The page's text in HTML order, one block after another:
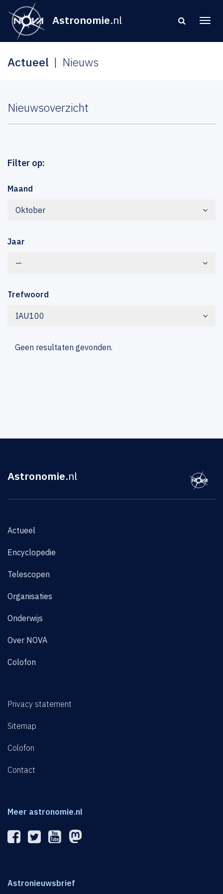
Astronomie.nl
Actueel Nieuws
Nieuwsoverzicht
Filter op:
Maand
Oktober
Jaar
—
Trefwoord
IAU100
Geen resultaten gevonden.
Astronomie.nl
Actueel
Encyclopedie
Telescopen
Organisaties
Onderwijs
Over NOVA
Colofon
Privacy statement
Sitemap
Colofon
Contact
Meer astronomie.nl
Astronieuwsbrief